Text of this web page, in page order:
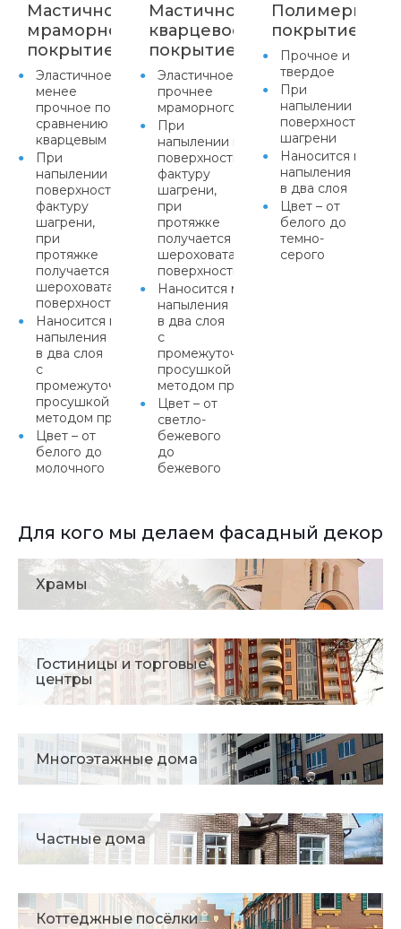
Мастичное
мраморное
покрытие
Эластичное,
менее
прочное по
сравнению с
кварцевым
При
напылении придает
поверхности
фактуру
шагрени,
при
протяжке
получается равномерная
шероховатая
поверхность
Наносится методом
напыления
в два слоя
с
промежуточной
просушкой или
методом протяжки
Цвет – от
белого до
молочного
Мастичное
кварцевое
покрытие
Эластичное,
прочнее
мраморного
При
напылении придает
поверхности
фактуру
шагрени,
при
протяжке
получается равномерная
шероховатая
поверхность
Наносится методом
напыления
в два слоя
с
промежуточной
просушкой или
методом протяжки
Цвет – от
светло-
бежевого
до
бежевого
покрытие
Прочное и
твердое
При
напылении
поверхности
шагрени
Наносится
напыления
в два слоя
Цвет – от
белого до
темно-
серого
Для кого мы делаем фасадный декор
Храмы
Гостиницы и торговые
центры
Многоэтажные дома
Частные дома
Коттеджные посёлки